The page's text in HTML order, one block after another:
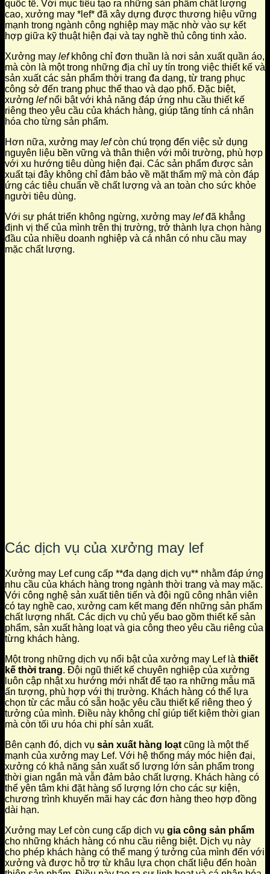
quốc tế. Với mục tiêu tạo ra những sản phẩm chất lượng
cao, xưởng may *lef* đã xây dựng được thương hiệu vững
mạnh trong ngành công nghiệp may mặc nhờ vào sự kết
hợp giữa kỹ thuật hiện đại và tay nghề thủ công tinh xảo.
Xưởng may lefkhông chỉ đơn thuần là nơi sản xuất quần áo,
mà còn là một trong những địa chỉ uy tín trong việc thiết kế và
sản xuất các sản phẩm thời trang đa dạng, từ trang phục
công sở đến trang phục thể thao và dạo phố. Đặc biệt,
xưởng lefnổi bật với khả năng đáp ứng nhu cầu thiết kế
riêng theo yêu cầu của khách hàng, giúp tăng tính cá nhân
hóa cho từng sản phẩm.
Hơn nữa, xưởng may lefcòn chú trọng đến việc sử dụng
nguyên liệu bền vững và thân thiện với môi trường, phù hợp
với xu hướng tiêu dùng hiện đại. Các sản phẩm được sản
xuất tại đây không chỉ đảm bảo về mặt thẩm mỹ mà còn đáp
ứng các tiêu chuẩn về chất lượng và an toàn cho sức khỏe
người tiêu dùng.
Với sự phát triển không ngừng, xưởng may lefđã khẳng
định vị thế của mình trên thị trường, trở thành lựa chọn hàng
đầu của nhiều doanh nghiệp và cá nhân có nhu cầu may
mặc chất lượng.
Các dịch vụ của xưởng may lef
Xưởng may Lef cung cấp **đa dạng dịch vụ** nhằm đáp ứng
nhu cầu của khách hàng trong ngành thời trang và may mặc.
Với công nghệ sản xuất tiên tiến và đội ngũ công nhân viên
có tay nghề cao, xưởng cam kết mang đến những sản phẩm
chất lượng nhất. Các dịch vụ chủ yếu bao gồm thiết kế sản
phẩm, sản xuất hàng loạt và gia công theo yêu cầu riêng của
từng khách hàng.
Một trong những dịch vụ nổi bật của xưởng may Lef là thiết
kế thời trang. Đội ngũ thiết kế chuyên nghiệp của xưởng
luôn cập nhật xu hướng mới nhất để tạo ra những mẫu mã
ấn tượng, phù hợp với thị trường. Khách hàng có thể lựa
chọn từ các mẫu có sẵn hoặc yêu cầu thiết kế riêng theo ý
tưởng của mình. Điều này không chỉ giúp tiết kiệm thời gian
mà còn tối ưu hóa chi phí sản xuất.
Bên cạnh đó, dịch vụ sản xuất hàng loạt cũng là một thế
mạnh của xưởng may Lef. Với hệ thống máy móc hiện đại,
xưởng có khả năng sản xuất số lượng lớn sản phẩm trong
thời gian ngắn mà vẫn đảm bảo chất lượng. Khách hàng có
thể yên tâm khi đặt hàng số lượng lớn cho các sự kiện,
chương trình khuyến mãi hay các đơn hàng theo hợp đồng
dài hạn.
Xưởng may Lef còn cung cấp dịch vụ gia công sản phẩm
cho những khách hàng có nhu cầu riêng biệt. Dịch vụ này
cho phép khách hàng có thể mang ý tưởng của mình đến với
xưởng và được hỗ trợ từ khâu lựa chọn chất liệu đến hoàn